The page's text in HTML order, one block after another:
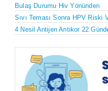
Bulaş Durumu Hiv Yönünden
Sıvı Teması Sonra HPV Riski
4 Nesil Antijen Antikor 22